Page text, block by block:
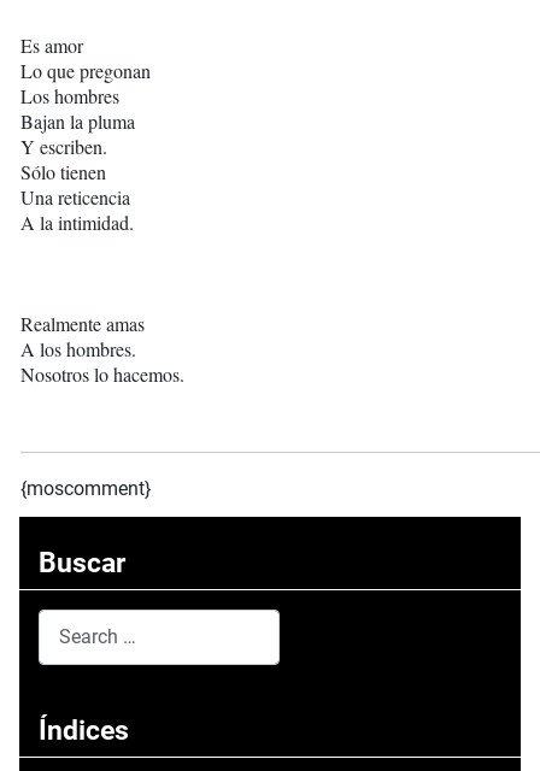
Es amor
Lo que pregonan
Los hombres
Bajan la pluma
Y escriben.
Sólo tienen
Una reticencia
A la intimidad.
Realmente amas
A los hombres.
Nosotros lo hacemos.
{moscomment}
Buscar
Índices